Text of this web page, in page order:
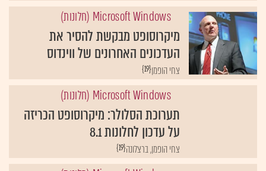
Microsoft Windows (חלונות)
מיקרוסופט מבקשת להסיר את
העדכונים האחרונים של ווינדוס
{19}צחי הופמן
Microsoft Windows (חלונות)
תערוכת הסלולר: מיקרוסופט הכריזה
על עדכון לחלונות 8.1
{19}צחי הופמן, ברצלונה